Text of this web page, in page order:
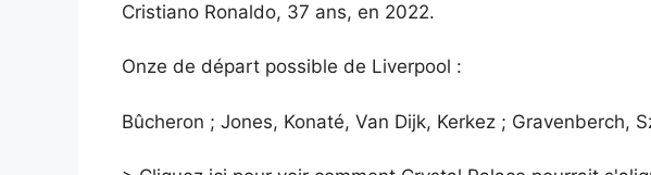
Cristiano Ronaldo, 37 ans, en 2022.
Onze de départ possible de Liverpool :
Bûcheron ; Jones, Konaté, Van Dijk, Kerkez ; Gravenberch,